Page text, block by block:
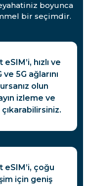
boyunca
bir seçimdir.
hızlı ve
5G ağlarını
olun
izleme ve
eSIM’i, çoğu
için geniş